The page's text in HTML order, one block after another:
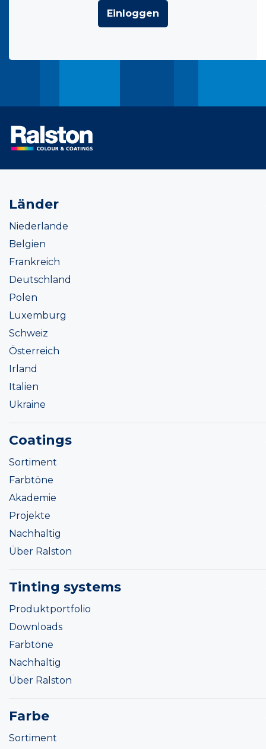
Einloggen
Länder
Niederlande
Belgien
Frankreich
Deutschland
Polen
Luxemburg
Schweiz
Österreich
Irland
Italien
Ukraine
Coatings
Sortiment
Farbtöne
Akademie
Projekte
Nachhaltig
Über Ralston
Tinting systems
Produktportfolio
Downloads
Farbtöne
Nachhaltig
Über Ralston
Farbe
Sortiment